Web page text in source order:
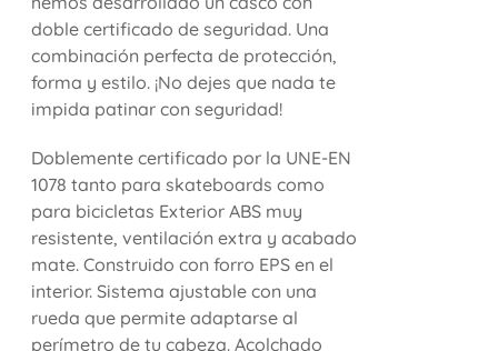
doble certificado de seguridad. Una
combinación perfecta de protección,
forma y estilo. ¡No dejes que nada te
impida patinar con seguridad!
Doblemente certificado por la UNE-EN
1078 tanto para skateboards como
para bicicletas Exterior ABS muy
resistente, ventilación extra y acabado
mate. Construido con forro EPS en el
interior. Sistema ajustable con una
rueda que permite adaptarse al
perímetro de tu cabeza. Acolchado